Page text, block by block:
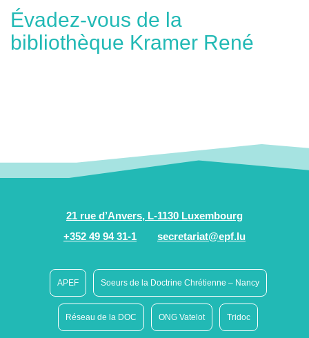
Évadez-vous de la
bibliothèque Kramer René
21 rue d’Anvers, L-1130 Luxembourg
+352 49 94 31-1
secretariat@epf.lu
APEF Soeurs de la Doctrine Chrétienne – Nancy
Réseau de la DOC ONG Vatelot Tridoc